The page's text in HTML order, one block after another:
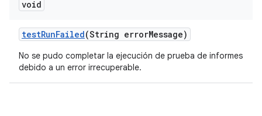
void
testRunFailed(String errorMessage)
No se pudo completar la ejecución de prueba de informes
debido a un error irrecuperable.